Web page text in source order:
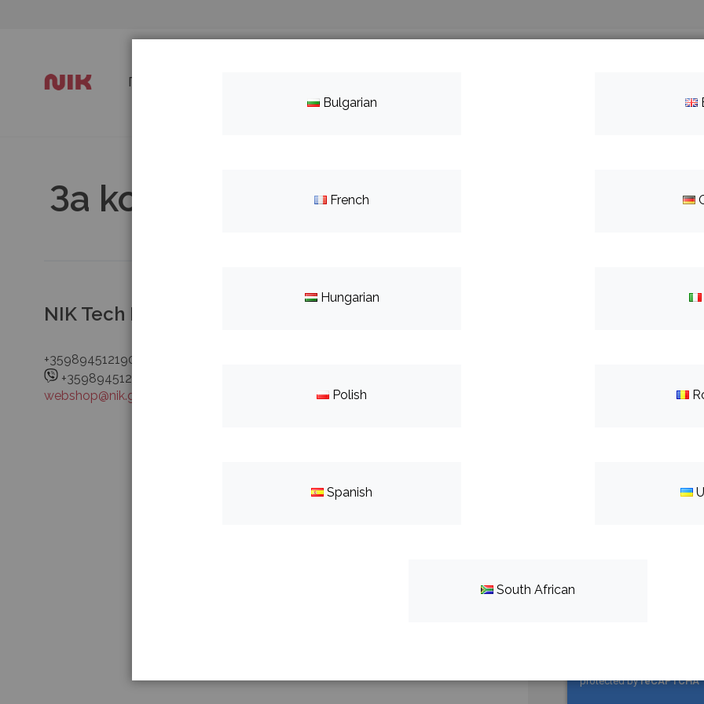
Главна страница
За контакт
NIK Tech Bulgaria Ltd.
+359894512190
+359894512190
webshop@nik.group
I agree to my
Bulgarian
French
Hungarian
Polish
Spanish
South African